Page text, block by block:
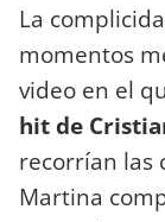
La
momentos
video en el
hit de
recorrían las
Martina